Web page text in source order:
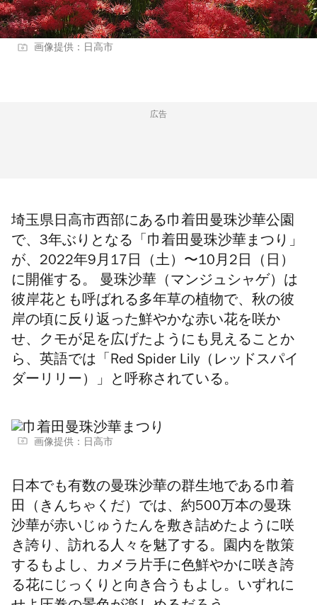
画像提供：日高市
広告
埼玉県日高市西部にある巾着田曼珠沙華公園
で、3年ぶりとなる「巾着田曼珠沙華まつり」
が、2022年9月17日（土）〜10月2日（日）
に開催する。 曼珠沙華（マンジュシャゲ）は
彼岸花とも呼ばれる多年草の植物で、秋の彼
岸の頃に反り返った鮮やかな赤い花を咲か
せ、クモが足を広げたようにも見えることか
ら、英語では「Red Spider Lily（レッドスパイ
ダーリリー）」と呼称されている。
画像提供：日高市
日本でも有数の曼珠沙華の群生地である巾着
田（きんちゃくだ）では、約500万本の曼珠
沙華が赤いじゅうたんを敷き詰めたように咲
き誇り、訪れる人々を魅了する。園内を散策
するもよし、カメラ片手に色鮮やかに咲き誇
る花にじっくりと向き合うもよし。いずれに